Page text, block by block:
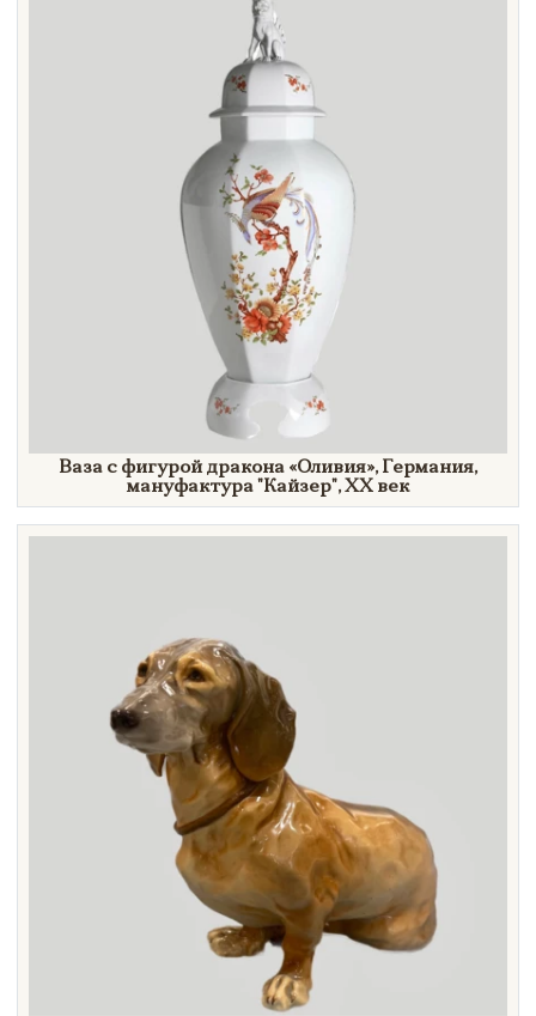
Ваза с фигурой дракона «Оливия», Германия,
мануфактура"Кайзер",XX век